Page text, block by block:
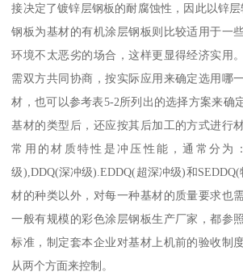
接决定了镀锌层钢板的耐腐蚀性，因此以锌
钢板为基材的有机涂层钢板则比较适用于一
环境不太恶劣的场合，这样更显得经济实用
需双方共同协商，按实际应用来确定选用哪
材，也可以参考表5-2所列出的选择方案来确
基材的类型后，还应按其后加工的方式进行
常用的材质特性是冲压性能，通常分为
级),DDQ(深冲级).EDDQ(超深冲级)和
材的种类以外，对每一种基材的质量要求也
一般有规模的彩色涂层钢板生产厂家，都参
标准，制定套本企业对基材上机前的验收制
从两个方面来控制。